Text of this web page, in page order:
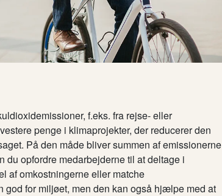
f.eks. fra rejse- eller
penge i klimaprojekter, der reducerer den
På den måde bliver summen af ​​emissionerne
du opfordre medarbejderne til at deltage i
af omkostningerne eller matche
god for miljøet, men den kan også hjælpe med at